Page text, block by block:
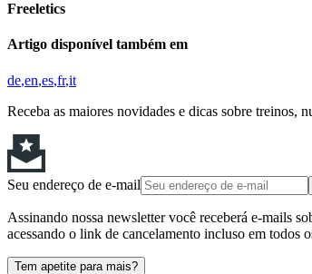
Freeletics
Artigo disponível também em
de en es fr it
Receba as maiores novidades e dicas sobre treinos,
Seu endereço de e-mail
Assinando nossa newsletter você receberá e-mails
acessando o link de cancelamento incluso em todos
Tem apetite para mais?